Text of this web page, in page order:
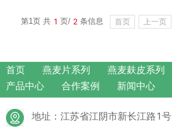
第1页 共 1 页/ 2 条信息 首页 上一页
首页 燕麦片系列 燕麦麸皮系列
产品中心
合作案例 新闻中心
地址：江苏省江阴市新长江路1号